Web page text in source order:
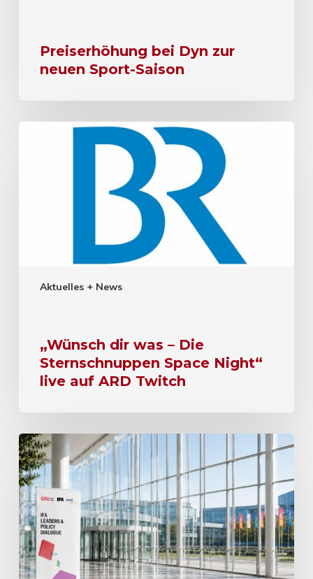
Preiserhöhung bei Dyn zur
neuen Sport-Saison
Aktuelles + News
„Wünsch dir was – Die
Sternschnuppen Space Night“
live auf ARD Twitch